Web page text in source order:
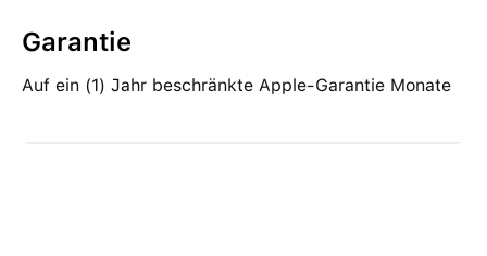
Garantie
Auf ein (1) Jahr beschränkte Apple-Garantie Monate